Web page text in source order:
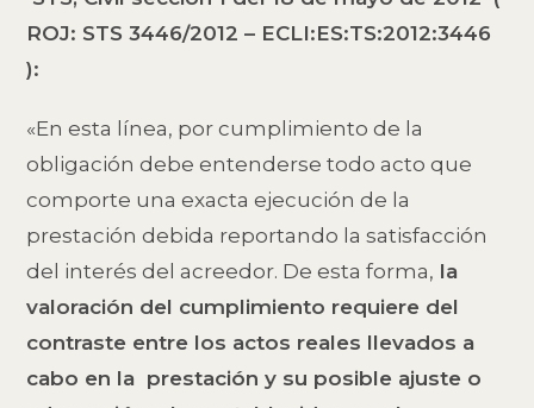
ROJ: STS 3446/2012 – ECLI:ES:TS:2012:3446
):
«En esta línea, por cumplimiento de la
obligación debe entenderse todo acto que
comporte una exacta ejecución de la
prestación debida reportando la satisfacción
del interés del acreedor. De esta forma, la
valoración del cumplimiento requiere del
contraste entre los actos reales llevados a
cabo en la prestación y su posible ajuste o